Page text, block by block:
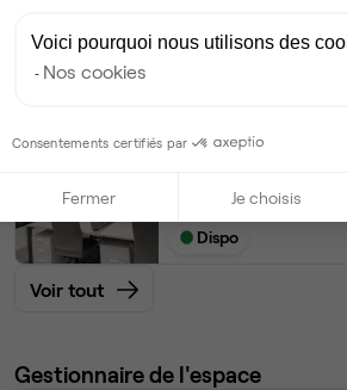
800 €
postes
par poste par
Dispo
Voir tout
Gestionnaire de l'espace
Voici pourquoi nous utilisons des
Nos cookies
Consentements certifiés par
Fermer Je choisis